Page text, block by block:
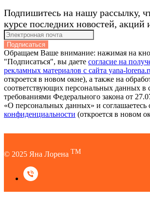
Подпишитесь на нашу рассылку,
курсе последних новостей,
Подписаться
Обращаем Ваше внимание: нажимая на
"Подписаться", вы даете согласие на
рекламных материалов с сайта yana-
откроется в новом окне), а также на
соответствующих персональных данных в
требованиями Федерального закона от
«О персональных данных» и соглашаетесь
конфиденциальности (откроется в новом
© 2025 Яна Лорена TM